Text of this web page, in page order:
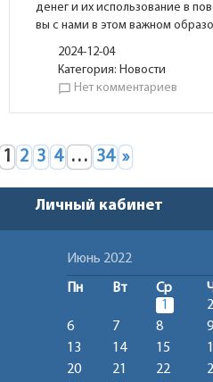
денег и их использование в
вы с нами в этом важном
2024-12-04
Категория:Новости
chat_bubble_outline Нет комментариев
1 2 3 4 … 34 »
Личный кабинет
Июнь 2022
Пн Вт Ср
1
2
6
7 8 9
13
14 15
20
21 22